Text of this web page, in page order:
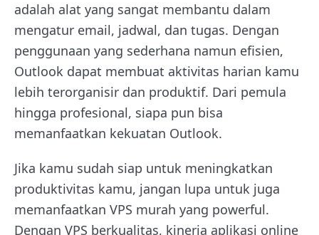
adalah alat yang sangat membantu dalam
mengatur email, jadwal, dan tugas. Dengan
penggunaan yang sederhana namun efisien,
Outlook dapat membuat aktivitas harian kamu
lebih terorganisir dan produktif. Dari pemula
hingga profesional, siapa pun bisa
memanfaatkan kekuatan Outlook.
Jika kamu sudah siap untuk meningkatkan
produktivitas kamu, jangan lupa untuk juga
memanfaatkan VPS murah yang powerful.
Dengan VPS berkualitas, kinerja aplikasi online